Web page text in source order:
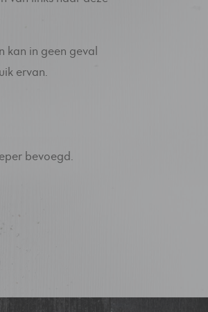
kan in geen geval
ervan.
bevoegd.